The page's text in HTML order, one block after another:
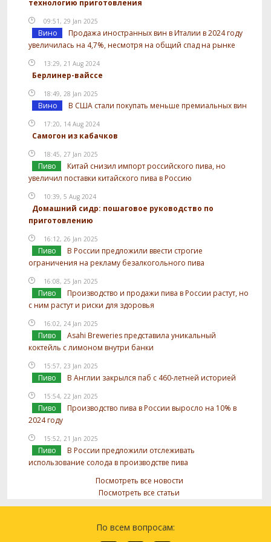
технологию приготовления
09:51, 29 Jan 2025
Вино
Продажа иностранных вин в Италии в 2024 году
увеличилась на 4,7%, несмотря на общий спад на рынке
13:29, 21 Aug 2024
Берлинер-вайссе
18:49, 28 Jan 2025
Вино В США стали покупать меньше премиальных вин
17:20, 14 Aug 2024
Самогон из кабачков
18:45, 27 Jan 2025
Пиво
Китай снизил импорт российского пива, но
увеличил поставки китайского пива в Россию
10:39, 5 Aug 2024
Домашний сидр: пошаговое руководство по
приготовлению
16:12, 26 Jan 2025
Пиво
В России предложили ввести строгие
ограничения на рекламу безалкогольного пива
16:08, 25 Jan 2025
Пиво
Производство и продажи пива в России растут, но
с ним растут и риски для здоровья
16:02, 24 Jan 2025
Пиво
Asahi Breweries представила уникальный
коктейль с лимоном внутри банки
15:57, 23 Jan 2025
Пиво В Англии закрылся паб с 460-летней историей
15:54, 22 Jan 2025
Пиво
Производство пива в России выросло на 10% в
2024 году
15:52, 21 Jan 2025
Пиво
В России предложили отслеживать
использование солода в производстве пива
Посмотреть все новости
Посмотреть все статьи
По всем вопросам: